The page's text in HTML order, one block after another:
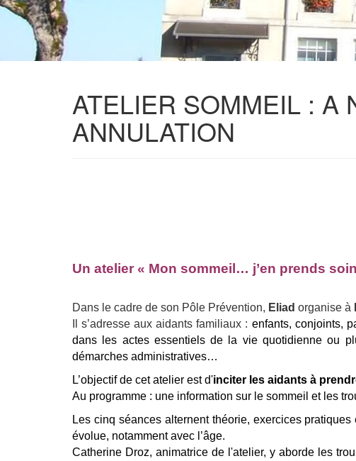
ATELIER SOMMEIL : A
ANNULATION
Un atelier « Mon sommeil… j’en prends
Dans le cadre de son Pôle Prévention, Eliad organise à
Il s’adresse aux aidants familiaux : enfants, conjoints,
dans les actes essentiels de la vie quotidienne ou
démarches administratives…
L’objectif de cet atelier est d'inciter les aidants à
Au programme : une information sur le sommeil et les
Les cinq séances alternent théorie, exercices
évolue, notamment avec l’âge.
Catherine Droz, animatrice de l'atelier, y aborde les